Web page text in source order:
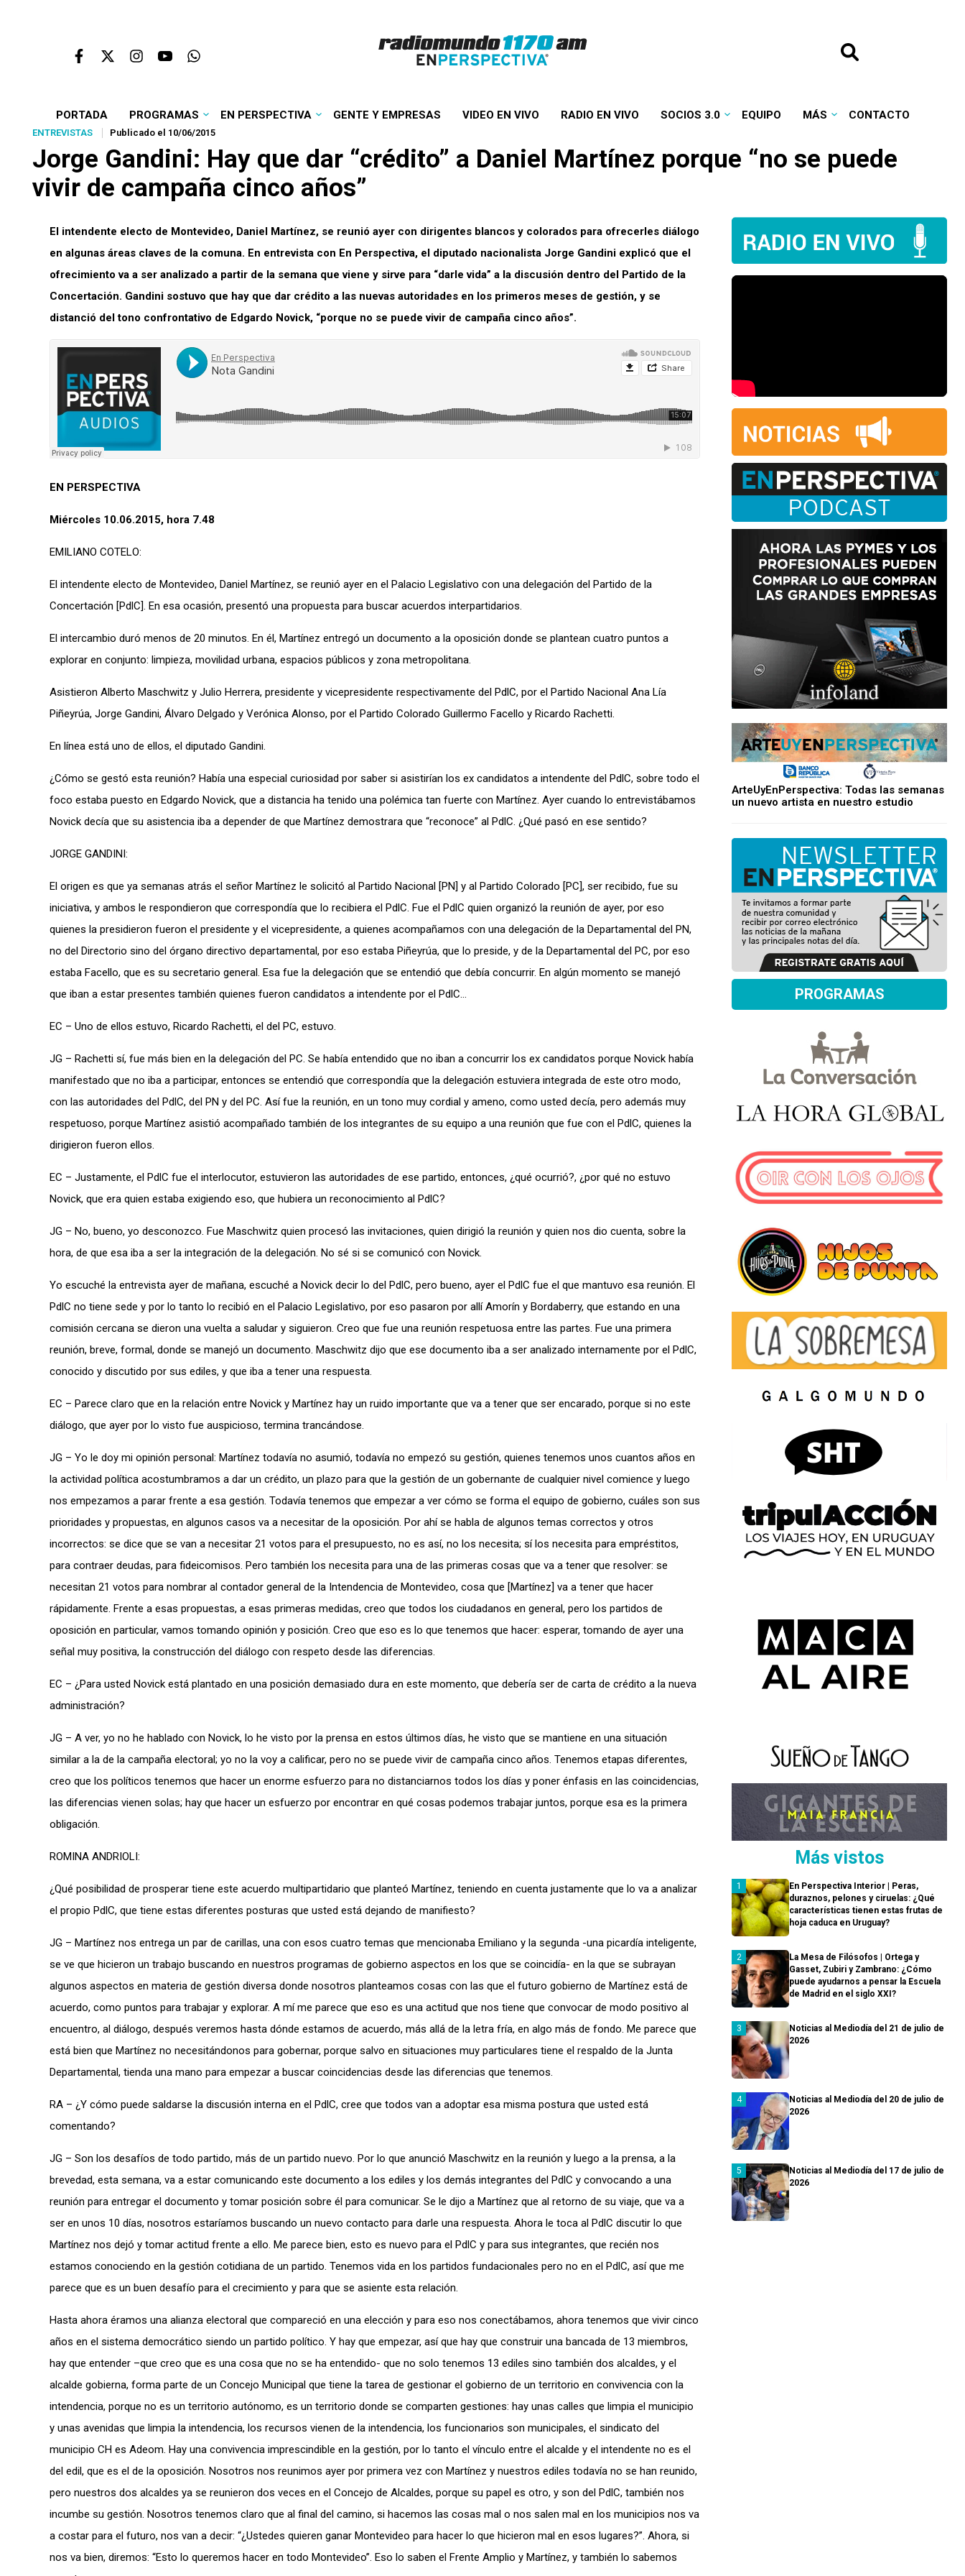
PORTADA PROGRAMAS EN PERSPECTIVA GENTE Y EMPRESAS VIDEO EN VIVO RADIO EN VIVO SOCIOS 3.0 EQUIPO MÁS CONTACTO
ENTREVISTAS Publicado el 10/06/2015
Jorge Gandini: Hay que dar “crédito” a Daniel Martínez porque “no se puede
vivir de campaña cinco años”
El intendente electo de Montevideo, Daniel Martínez, se reunió ayer con dirigentes blancos y colorados para ofrecerles diálogo
en algunas áreas claves de la comuna. En entrevista con En Perspectiva, el diputado nacionalista Jorge Gandini explicó que el
ofrecimiento va a ser analizado a partir de la semana que viene y sirve para “darle vida” a la discusión dentro del Partido de la
Concertación. Gandini sostuvo que hay que dar crédito a las nuevas autoridades en los primeros meses de gestión, y se
distanció del tono confrontativo de Edgardo Novick, “porque no se puede vivir de campaña cinco años”.
EN PERSPECTIVA
Miércoles 10.06.2015, hora 7.48
EMILIANO COTELO:
El intendente electo de Montevideo, Daniel Martínez, se reunió ayer en el Palacio Legislativo con una delegación del Partido de la
Concertación [PdlC]. En esa ocasión, presentó una propuesta para buscar acuerdos interpartidarios.
El intercambio duró menos de 20 minutos. En él, Martínez entregó un documento a la oposición donde se plantean cuatro puntos a
explorar en conjunto: limpieza, movilidad urbana, espacios públicos y zona metropolitana.
Asistieron Alberto Maschwitz y Julio Herrera, presidente y vicepresidente respectivamente del PdlC, por el Partido Nacional Ana Lía
Piñeyrúa, Jorge Gandini, Álvaro Delgado y Verónica Alonso, por el Partido Colorado Guillermo Facello y Ricardo Rachetti.
En línea está uno de ellos, el diputado Gandini.
¿Cómo se gestó esta reunión? Había una especial curiosidad por saber si asistirían los ex candidatos a intendente del PdlC, sobre todo el
foco estaba puesto en Edgardo Novick, que a distancia ha tenido una polémica tan fuerte con Martínez. Ayer cuando lo entrevistábamos
Novick decía que su asistencia iba a depender de que Martínez demostrara que “reconoce” al PdlC. ¿Qué pasó en ese sentido?
JORGE GANDINI:
El origen es que ya semanas atrás el señor Martínez le solicitó al Partido Nacional [PN] y al Partido Colorado [PC], ser recibido, fue su
iniciativa, y ambos le respondieron que correspondía que lo recibiera el PdlC. Fue el PdlC quien organizó la reunión de ayer, por eso
quienes la presidieron fueron el presidente y el vicepresidente, a quienes acompañamos con una delegación de la Departamental del PN,
no del Directorio sino del órgano directivo departamental, por eso estaba Piñeyrúa, que lo preside, y de la Departamental del PC, por eso
estaba Facello, que es su secretario general. Esa fue la delegación que se entendió que debía concurrir. En algún momento se manejó
que iban a estar presentes también quienes fueron candidatos a intendente por el PdlC…
EC – Uno de ellos estuvo, Ricardo Rachetti, el del PC, estuvo.
JG – Rachetti sí, fue más bien en la delegación del PC. Se había entendido que no iban a concurrir los ex candidatos porque Novick había
manifestado que no iba a participar, entonces se entendió que correspondía que la delegación estuviera integrada de este otro modo,
con las autoridades del PdlC, del PN y del PC. Así fue la reunión, en un tono muy cordial y ameno, como usted decía, pero además muy
respetuoso, porque Martínez asistió acompañado también de los integrantes de su equipo a una reunión que fue con el PdlC, quienes la
dirigieron fueron ellos.
EC – Justamente, el PdlC fue el interlocutor, estuvieron las autoridades de ese partido, entonces, ¿qué ocurrió?, ¿por qué no estuvo
Novick, que era quien estaba exigiendo eso, que hubiera un reconocimiento al PdlC?
JG – No, bueno, yo desconozco. Fue Maschwitz quien procesó las invitaciones, quien dirigió la reunión y quien nos dio cuenta, sobre la
hora, de que esa iba a ser la integración de la delegación. No sé si se comunicó con Novick.
Yo escuché la entrevista ayer de mañana, escuché a Novick decir lo del PdlC, pero bueno, ayer el PdlC fue el que mantuvo esa reunión. El
PdlC no tiene sede y por lo tanto lo recibió en el Palacio Legislativo, por eso pasaron por allí Amorín y Bordaberry, que estando en una
comisión cercana se dieron una vuelta a saludar y siguieron. Creo que fue una reunión respetuosa entre las partes. Fue una primera
reunión, breve, formal, donde se manejó un documento. Maschwitz dijo que ese documento iba a ser analizado internamente por el PdlC,
conocido y discutido por sus ediles, y que iba a tener una respuesta.
EC – Parece claro que en la relación entre Novick y Martínez hay un ruido importante que va a tener que ser encarado, porque si no este
diálogo, que ayer por lo visto fue auspicioso, termina trancándose.
JG – Yo le doy mi opinión personal: Martínez todavía no asumió, todavía no empezó su gestión, quienes tenemos unos cuantos años en
la actividad política acostumbramos a dar un crédito, un plazo para que la gestión de un gobernante de cualquier nivel comience y luego
nos empezamos a parar frente a esa gestión. Todavía tenemos que empezar a ver cómo se forma el equipo de gobierno, cuáles son sus
prioridades y propuestas, en algunos casos va a necesitar de la oposición. Por ahí se habla de algunos temas correctos y otros
incorrectos: se dice que se van a necesitar 21 votos para el presupuesto, no es así, no los necesita; sí los necesita para empréstitos,
para contraer deudas, para fideicomisos. Pero también los necesita para una de las primeras cosas que va a tener que resolver: se
necesitan 21 votos para nombrar al contador general de la Intendencia de Montevideo, cosa que [Martínez] va a tener que hacer
rápidamente. Frente a esas propuestas, a esas primeras medidas, creo que todos los ciudadanos en general, pero los partidos de
oposición en particular, vamos tomando opinión y posición. Creo que eso es lo que tenemos que hacer: esperar, tomando de ayer una
señal muy positiva, la construcción del diálogo con respeto desde las diferencias.
EC – ¿Para usted Novick está plantado en una posición demasiado dura en este momento, que debería ser de carta de crédito a la nueva
administración?
JG – A ver, yo no he hablado con Novick, lo he visto por la prensa en estos últimos días, he visto que se mantiene en una situación
similar a la de la campaña electoral; yo no la voy a calificar, pero no se puede vivir de campaña cinco años. Tenemos etapas diferentes,
creo que los políticos tenemos que hacer un enorme esfuerzo para no distanciarnos todos los días y poner énfasis en las coincidencias,
las diferencias vienen solas; hay que hacer un esfuerzo por encontrar en qué cosas podemos trabajar juntos, porque esa es la primera
obligación.
ROMINA ANDRIOLI:
¿Qué posibilidad de prosperar tiene este acuerdo multipartidario que planteó Martínez, teniendo en cuenta justamente que lo va a analizar
el propio PdlC, que tiene estas diferentes posturas que usted está dejando de manifiesto?
JG – Martínez nos entrega un par de carillas, una con esos cuatro temas que mencionaba Emiliano y la segunda -una picardía inteligente,
se ve que hicieron un trabajo buscando en nuestros programas de gobierno aspectos en los que se coincidía- en la que se subrayan
algunos aspectos en materia de gestión diversa donde nosotros planteamos cosas con las que el futuro gobierno de Martínez está de
acuerdo, como puntos para trabajar y explorar. A mí me parece que eso es una actitud que nos tiene que convocar de modo positivo al
encuentro, al diálogo, después veremos hasta dónde estamos de acuerdo, más allá de la letra fría, en algo más de fondo. Me parece que
está bien que Martínez no necesitándonos para gobernar, porque salvo en situaciones muy particulares tiene el respaldo de la Junta
Departamental, tienda una mano para empezar a buscar coincidencias desde las diferencias que tenemos.
RA – ¿Y cómo puede saldarse la discusión interna en el PdlC, cree que todos van a adoptar esa misma postura que usted está
comentando?
JG – Son los desafíos de todo partido, más de un partido nuevo. Por lo que anunció Maschwitz en la reunión y luego a la prensa, a la
brevedad, esta semana, va a estar comunicando este documento a los ediles y los demás integrantes del PdlC y convocando a una
reunión para entregar el documento y tomar posición sobre él para comunicar. Se le dijo a Martínez que al retorno de su viaje, que va a
ser en unos 10 días, nosotros estaríamos buscando un nuevo contacto para darle una respuesta. Ahora le toca al PdlC discutir lo que
Martínez nos dejó y tomar actitud frente a ello. Me parece bien, esto es nuevo para el PdlC y para sus integrantes, que recién nos
estamos conociendo en la gestión cotidiana de un partido. Tenemos vida en los partidos fundacionales pero no en el PdlC, así que me
parece que es un buen desafío para el crecimiento y para que se asiente esta relación.
Hasta ahora éramos una alianza electoral que compareció en una elección y para eso nos conectábamos, ahora tenemos que vivir cinco
años en el sistema democrático siendo un partido político. Y hay que empezar, así que hay que construir una bancada de 13 miembros,
hay que entender –que creo que es una cosa que no se ha entendido- que no solo tenemos 13 ediles sino también dos alcaldes, y el
alcalde gobierna, forma parte de un Concejo Municipal que tiene la tarea de gestionar el gobierno de un territorio en convivencia con la
intendencia, porque no es un territorio autónomo, es un territorio donde se comparten gestiones: hay unas calles que limpia el municipio
y unas avenidas que limpia la intendencia, los recursos vienen de la intendencia, los funcionarios son municipales, el sindicato del
municipio CH es Adeom. Hay una convivencia imprescindible en la gestión, por lo tanto el vínculo entre el alcalde y el intendente no es el
del edil, que es el de la oposición. Nosotros nos reunimos ayer por primera vez con Martínez y nuestros ediles todavía no se han reunido,
pero nuestros dos alcaldes ya se reunieron dos veces en el Concejo de Alcaldes, porque su papel es otro, y son del PdlC, también nos
incumbe su gestión. Nosotros tenemos claro que al final del camino, si hacemos las cosas mal o nos salen mal en los municipios nos va
a costar para el futuro, nos van a decir: “¿Ustedes quieren ganar Montevideo para hacer lo que hicieron mal en esos lugares?”. Ahora, si
nos va bien, diremos: “Esto lo queremos hacer en todo Montevideo”. Eso lo saben el Frente Amplio y Martínez, y también lo sabemos
ArteUyEnPerspectiva: Todas las semanas
un nuevo artista en nuestro estudio
PROGRAMAS
Más vistos
En Perspectiva Interior | Peras,
duraznos, pelones y ciruelas: ¿Qué
características tienen estas frutas de
hoja caduca en Uruguay?
La Mesa de Filósofos | Ortega y
Gasset, Zubiri y Zambrano: ¿Cómo
puede ayudarnos a pensar la Escuela
de Madrid en el siglo XXI?
Noticias al Mediodía del 21 de julio de
2026
Noticias al Mediodía del 20 de julio de
2026
Noticias al Mediodía del 17 de julio de
2026